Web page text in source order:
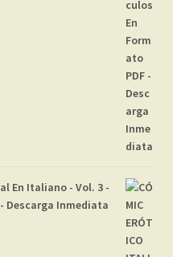
En Italiano - Vol. 3 -
Descarga Inmediata